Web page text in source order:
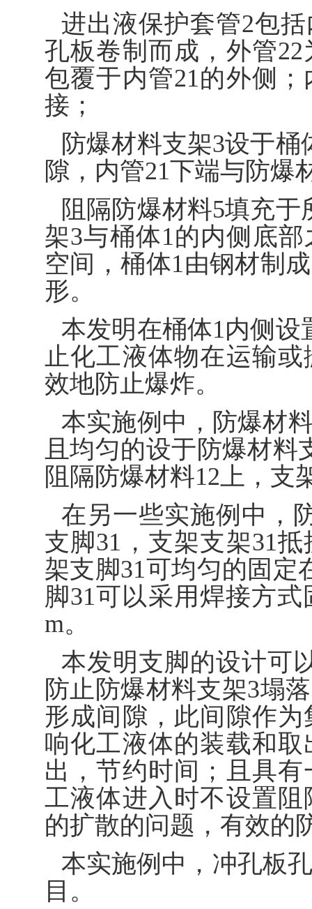
进出液保护套管2包
孔板卷制而成，外管
包覆于内管21的外侧
接；
防爆材料支架3设于
隙，内管21下端与防
阻隔防爆材料5填充
架3与桶体1的内侧底
空间，桶体1由钢材制
形。
本发明在桶体1内侧设
止化工液体物在运输
效地防止爆炸。
本实施例中，防爆材
且均匀的设于防爆材料
阻隔防爆材料12上，
在另一些实施例中，
支脚31，支架支架31
架支脚31可均匀的固定
脚31可以采用焊接方式
m。
本发明支脚的设计可
防止防爆材料支架3塌
形成间隙，此间隙作
响化工液体的装载和
出，节约时间；且具
工液体进入时不设置
的扩散的问题，有效
本实施例中，冲孔板
目。